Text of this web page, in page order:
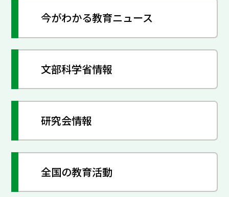
今がわかる教育ニュース
文部科学省情報
研究会情報
全国の教育活動